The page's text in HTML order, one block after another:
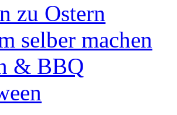
zu Ostern
selber machen
& BBQ